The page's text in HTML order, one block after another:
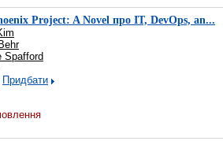
Project: A Novel про IT, DevOps, an...
Spafford
Придбати